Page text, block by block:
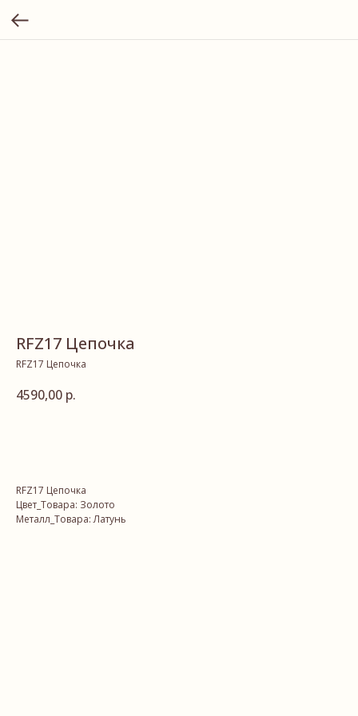
RFZ17 Цепочка
RFZ17 Цепочка
4590,00 р.
RFZ17 Цепочка
Цвет_Товара: Золото
Металл_Товара: Латунь